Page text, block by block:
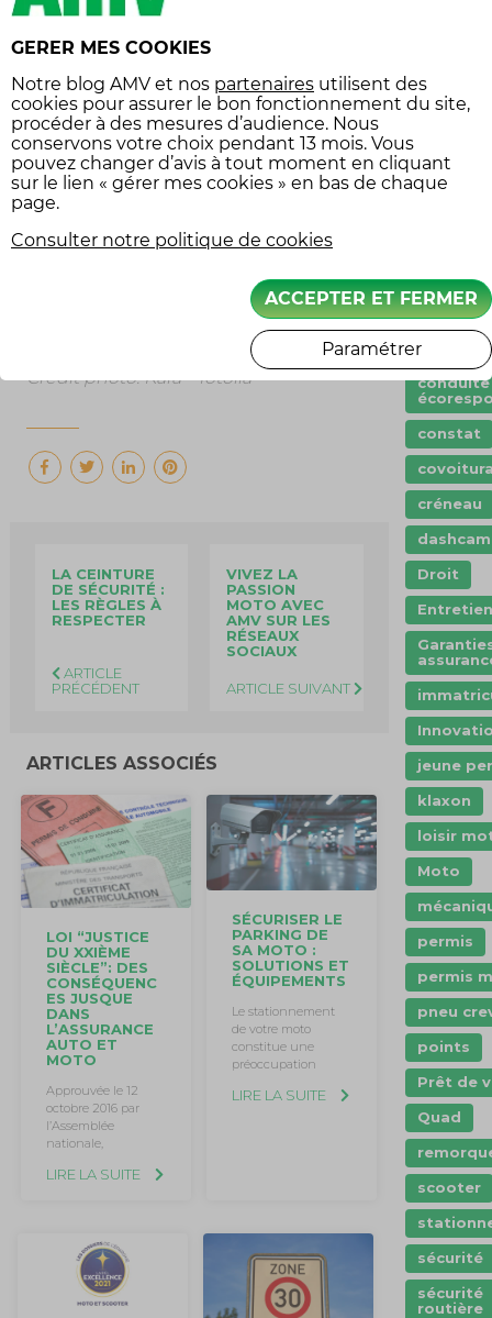
inter-files.
UN PEU DE BON SENS ET BEAUCOUP
DE SÉCURITÉ
Lorsque vous circulez en inter-files, la
vitesse de circulation est limitée à 50
km/h mais gardez à l’esprit qu’il est
essentiel d’adapter votre vitesse aux
conditions de circulation, et
notamment à la vitesse des autres
Crédit photo: Kara – fotolia
LA CEINTURE
DE SÉCURITÉ :
LES RÈGLES À
RESPECTER
ARTICLE
PRÉCÉDENT
VIVEZ LA
PASSION
MOTO AVEC
AMV SUR LES
RÉSEAUX
SOCIAUX
ARTICLE SUIVANT
ARTICLES ASSOCIÉS
LOI “JUSTICE
DU XXIÈME
SIÈCLE”: DES
CONSÉQUENC
ES JUSQUE
DANS
L’ASSURANCE
AUTO ET
MOTO
Approuvée le 12
octobre 2016 par
l’Assemblée
nationale,
LIRE LA SUITE
SÉCURISER LE
PARKING DE
SA MOTO :
SOLUTIONS ET
ÉQUIPEMENTS
Le stationnement
de votre moto
constitue une
préoccupation
LIRE LA SUITE
moto
balade
circuit
code de
route
conduite
constat
créneau
dashcam
Droit
jeune
klaxon
loisir
Moto
permis
permis
pneu
points
Prêt de
Quad
scooter
sécurité
sécurité
routière
GERER MES COOKIES
Notre blog AMV et nos partenaires utilisent des
cookies pour assurer le bon fonctionnement du site,
procéder à des mesures d’audience. Nous
conservons votre choix pendant 13 mois. Vous
pouvez changer d’avis à tout moment en cliquant
sur le lien « gérer mes cookies » en bas de chaque
page.
Consulter notre politique de cookies
ACCEPTER ET FERMER
Paramétrer